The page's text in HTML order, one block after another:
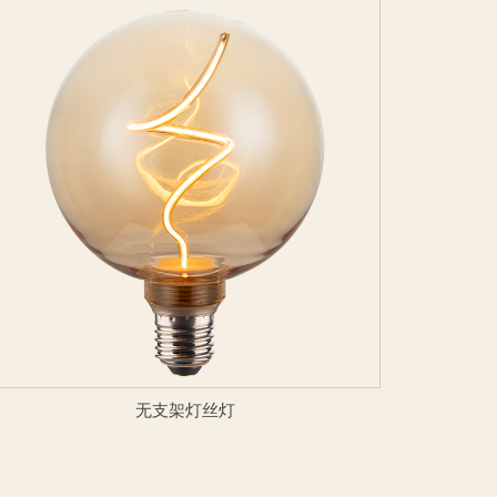
无支架灯丝灯